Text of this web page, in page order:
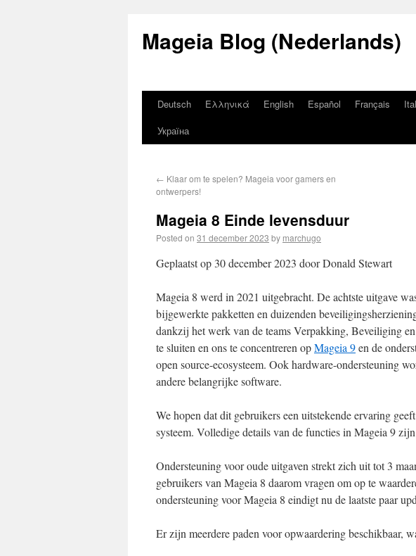
Mageia Blog (Nederlands)
Deutsch Ελληνικά English Español Français
Україна
← Klaar om te spelen? Mageia voor gamers en
ontwerpers!
Mageia 8 Einde levensduur
Posted on 31 december 2023 by marchugo
Geplaatst op 30 december 2023 door Donald Stewart
Mageia 8 werd in 2021 uitgebracht. De achtste uitgave
bijgewerkte pakketten en duizenden
dankzij het werk van de teams Verpakking, Beveiliging
te sluiten en ons te concentreren opMageia 9en de
open source-ecosysteem. Ook hardware-ondersteuning
andere belangrijke software.
We hopen dat dit gebruikers een uitstekende ervaring
systeem. Volledige details van de functies in Mageia 9
Ondersteuning voor oude uitgaven strekt zich uit tot 3
gebruikers van Mageia 8 daarom vragen om op te
ondersteuning voor Mageia 8 eindigt nu de laatste paar
Er zijn meerdere paden voor opwaardering beschikbaar,